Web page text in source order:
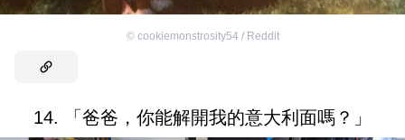
© cookiemonstrosity54 / Reddit
14. 「爸爸，你能解開我的意大利面嗎？」